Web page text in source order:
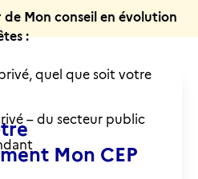
Mon conseil en évolution
:
quel que soit votre
– du secteur public
Mon CEP